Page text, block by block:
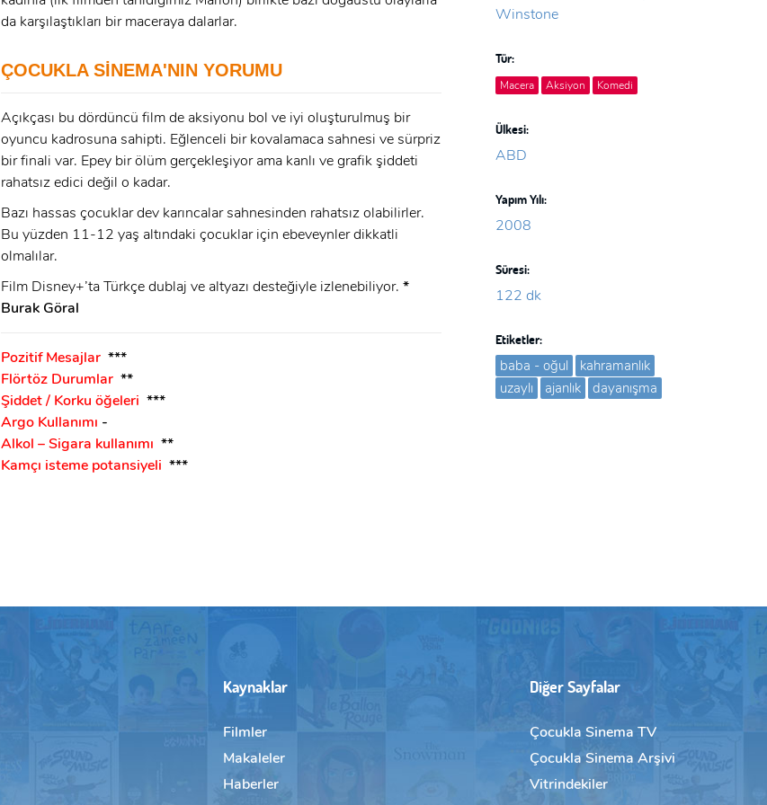
E-Posta:
Şifre:
ÜYE OL
da karşılaştıkları bir maceraya dalarlar.
ÇOCUKLA SİNEMA'NIN YORUMU
Açıkçası bu dördüncü film de aksiyonu bol ve iyi oluşturulmuş bir
oyuncu kadrosuna sahipti. Eğlenceli bir kovalamaca sahnesi ve sürpriz
bir finali var. Epey bir ölüm gerçekleşiyor ama kanlı ve grafik şiddeti
rahatsız edici değil o kadar.
Bazı hassas çocuklar dev karıncalar sahnesinden rahatsız olabilirler.
Bu yüzden 11-12 yaş altındaki çocuklar için ebeveynler dikkatli
olmalılar.
Film Disney+’ta Türkçe dublaj ve altyazı desteğiyle izlenebiliyor. *
Burak Göral
Pozitif Mesajlar ***
Flörtöz Durumlar **
Şiddet / Korku öğeleri ***
Argo Kullanımı -
Alkol – Sigara kullanımı **
Kamçı isteme potansiyeli ***
Winstone
Tür:
Macera Aksiyon Komedi
Ülkesi:
ABD
Yapım Yılı:
2008
Süresi:
122 dk
Etiketler:
baba - oğul
kahramanlık
uzaylı
ajanlık dayanışma
Kaynaklar
Filmler
Makaleler
Haberler
Diğer Sayfalar
Çocukla Sinema TV
Çocukla Sinema Arşivi
Vitrindekiler